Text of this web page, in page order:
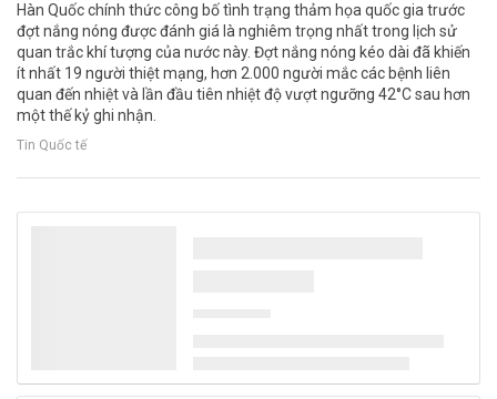
Hàn Quốc chính thức công bố tình trạng thảm họa quốc gia trước
đợt nắng nóng được đánh giá là nghiêm trọng nhất trong lịch sử
quan trắc khí tượng của nước này. Đợt nắng nóng kéo dài đã khiến
ít nhất 19 người thiệt mạng, hơn 2.000 người mắc các bệnh liên
quan đến nhiệt và lần đầu tiên nhiệt độ vượt ngưỡng 42°C sau hơn
một thế kỷ ghi nhận.
Tin Quốc tế